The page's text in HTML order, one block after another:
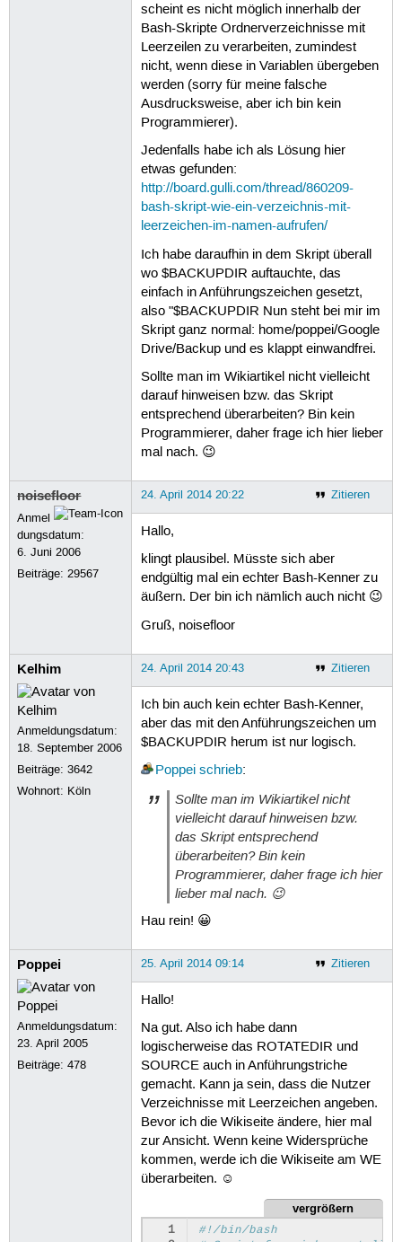
scheint es nicht möglich innerhalb der
Bash-Skripte Ordnerverzeichnisse mit
Leerzeilen zu verarbeiten, zumindest
nicht, wenn diese in Variablen übergeben
werden (sorry für meine falsche
Ausdrucksweise, aber ich bin kein
Programmierer).
Jedenfalls habe ich als Lösung hier
etwas gefunden:
http://board.gulli.com/thread/860209-
bash-skript-wie-ein-verzeichnis-mit-
leerzeichen-im-namen-aufrufen/
Ich habe daraufhin in dem Skript überall
wo $BACKUPDIR auftauchte, das
einfach in Anführungszeichen gesetzt,
also "$BACKUPDIR Nun steht bei mir im
Skript ganz normal: home/poppei/Google
Drive/Backup und es klappt einwandfrei.
Sollte man im Wikiartikel nicht vielleicht
darauf hinweisen bzw. das Skript
entsprechend überarbeiten? Bin kein
Programmierer, daher frage ich hier lieber
mal nach. 😉
noisefloor
Anmel
dungsdatum:
6. Juni 2006
Beiträge:29567
Zitieren
24. April 2014 20:22
Hallo,
klingt plausibel. Müsste sich aber
endgültig mal ein echter Bash-Kenner zu
äußern. Der bin ich nämlich auch nicht 😉
Gruß, noisefloor
Kelhim
Anmeldungsdatum:
18. September 2006
Beiträge:3642
Wohnort: Köln
Zitieren
24. April 2014 20:43
Ich bin auch kein echter Bash-Kenner,
aber das mit den Anführungszeichen um
$BACKUPDIR herum ist nur logisch.
Poppei schrieb:
Sollte man im Wikiartikel nicht
vielleicht darauf hinweisen bzw.
das Skript entsprechend
überarbeiten? Bin kein
Programmierer, daher frage ich hier
lieber mal nach. 😉
Hau rein! 😀
Poppei
Anmeldungsdatum:
23. April 2005
Beiträge:478
Zitieren
25. April 2014 09:14
Hallo!
Na gut. Also ich habe dann
logischerweise das ROTATEDIR und
SOURCE auch in Anführungstriche
gemacht. Kann ja sein, dass die Nutzer
Verzeichnisse mit Leerzeichen angeben.
Bevor ich die Wikiseite ändere, hier mal
zur Ansicht. Wenn keine Widersprüche
kommen, werde ich die Wikiseite am WE
überarbeiten. ☺
vergrößern
  1
#!/bin/bash